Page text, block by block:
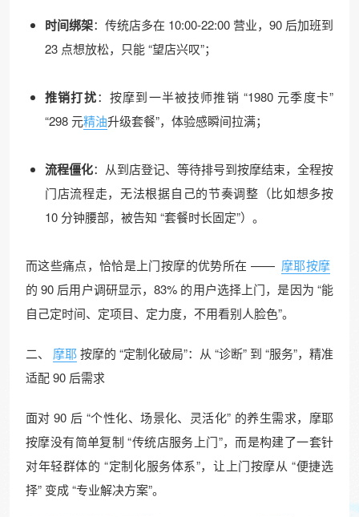
时间绑架：传统店多在 10:00-22:00 营业，90 后加班到
23 点想放松，只能 “望店兴叹”；​
推销打扰：按摩到一半被技师推销 “1980 元季度卡”
“298 元精油升级套餐”，体验感瞬间拉满；​
流程僵化：从到店登记、等待排号到按摩结束，全程按
门店流程走，无法根据自己的节奏调整（比如想多按
10 分钟腰部，被告知 “套餐时长固定”）。​
而这些痛点，恰恰是上门按摩的优势所在 —— 摩耶按摩
的 90 后用户调研显示，83% 的用户选择上门，是因为 “能
自己定时间、定项目、定力度，不用看别人脸色”。​
二、 摩耶按摩的 “定制化破局”：从 “诊断” 到 “服务”，精准
适配 90 后需求​
面对 90 后 “个性化、场景化、灵活化” 的养生需求，摩耶
按摩没有简单复制 “传统店服务上门”，而是构建了一套针
对年轻群体的 “定制化服务体系”，让上门按摩从 “便捷选
择” 变成 “专业解决方案”。​